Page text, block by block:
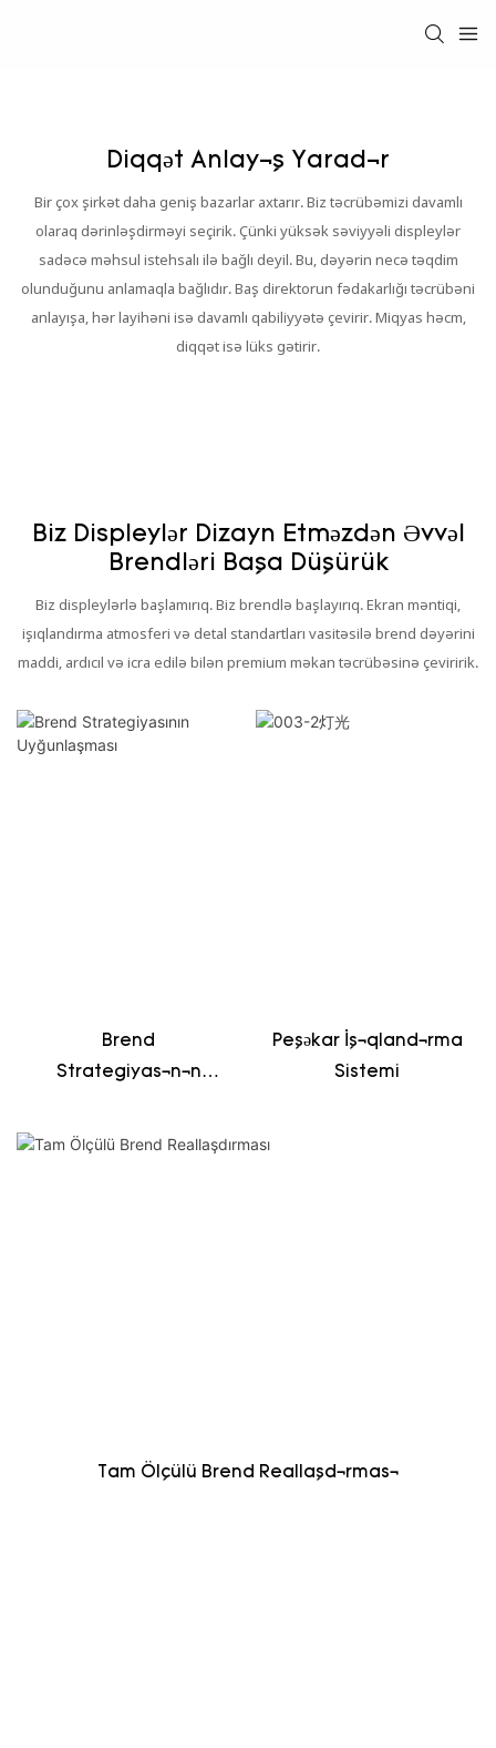
Diqqət Anlayış Yaradır
Bir çox şirkət daha geniş bazarlar axtarır. Biz təcrübəmizi davamlı
olaraq dərinləşdirməyi seçirik. Çünki yüksək səviyyəli displeylər
sadəcə məhsul istehsalı ilə bağlı deyil. Bu, dəyərin necə təqdim
olunduğunu anlamaqla bağlıdır. Baş direktorun fədakarlığı təcrübəni
anlayışa, hər layihəni isə davamlı qabiliyyətə çevirir. Miqyas həcm,
diqqət isə lüks gətirir.
Biz Displeylər Dizayn Etməzdən Əvvəl
Brendləri Başa Düşürük
Biz displeylərlə başlamırıq. Biz brendlə başlayırıq. Ekran məntiqi,
işıqlandırma atmosferi və detal standartları vasitəsilə brend dəyərini
maddi, ardıcıl və icra edilə bilən premium məkan təcrübəsinə çeviririk.
Brend
Strategiyasının
Peşəkar İşıqlandırma
Sistemi
Tam Ölçülü Brend Reallaşdırması